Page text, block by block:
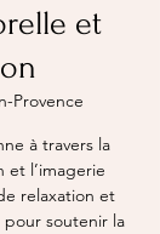
et
Provence
à travers la
et l’imagerie
relaxation et
pour soutenir la